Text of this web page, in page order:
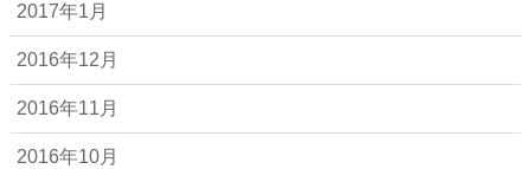
2017年1月
2016年12月
2016年11月
2016年10月